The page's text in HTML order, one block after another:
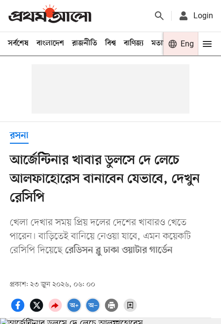
Login
সর্বশেষ বাংলাদেশ রাজনীতি বিশ্ব বাণিজ্য মতামত খেলা
Eng
রসনা
আর্জেন্টিনার খাবার ডুলসে দে লেচে
আলফাহোরেস বানাবেন যেভাবে, দেখুন
রেসিপি
খেলা দেখার সময় প্রিয় দলের দেশের খাবারও খেতে
পারেন। বাড়িতেই বানিয়ে নেওয়া যাবে, এমন কয়েকটি
রেসিপি দিয়েছে রেডিসন ব্লু ঢাকা ওয়াটার গার্ডেন
প্রকাশ: ২৩ জুন ২০২৬, ০৬: ০০